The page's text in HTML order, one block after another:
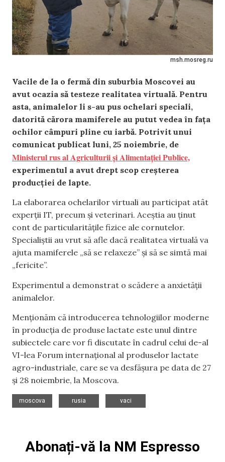
msh.mosreg.ru
Vacile de la o fermă din suburbia Moscovei au
avut ocazia să testeze realitatea virtuală. Pentru
asta, animalelor li s-au pus ochelari speciali,
datorită cărora mamiferele au putut vedea în fața
ochilor câmpuri pline cu iarbă. Potrivit unui
comunicat publicat luni, 25 noiembrie, de
Ministerul rus al Agriculturii și Alimentației Publice,
experimentul a avut drept scop creșterea
producției de lapte.
La elaborarea ochelarilor virtuali au participat atât
experții IT, precum și veterinari. Aceștia au ținut
cont de particularitățile fizice ale cornutelor.
Specialiștii au vrut să afle dacă realitatea virtuală va
ajuta mamiferele „să se relaxeze” și să se simtă mai
„fericite”.
Experimentul a demonstrat o scădere a anxietății
animalelor.
Menționăm că introducerea tehnologiilor moderne
în producția de produse lactate este unul dintre
subiectele care vor fi discutate în cadrul celui de-al
VI-lea Forum internațional al produselor lactate
agro-industriale, care se va desfășura pe data de 27
și 28 noiembrie, la Moscova.
moscova
rusia
vaci
Abonați-vă la NM Espresso